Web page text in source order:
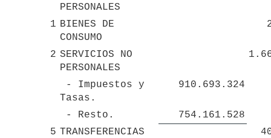
PERSONALES
1 BIENES DE
CONSUMO
2 SERVICIOS NO
PERSONALES
Tasas.
910.693.324
- Resto.
754.161.528
5 TRANSFERENCIAS